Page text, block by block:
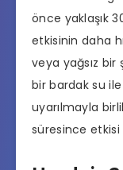
önce yaklaşık
etkisinin daha
veya yağsız
bir bardak su ile
uyarılmayla
süresince